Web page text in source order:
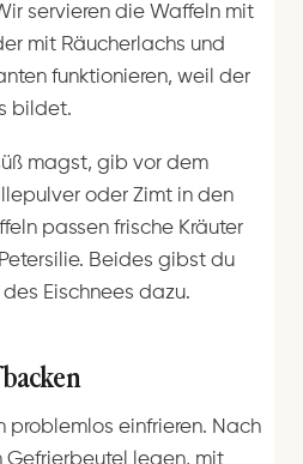
servieren die Waffeln mit
mit Räucherlachs und
funktionieren, weil der
bildet.
magst, gib vor dem
oder Zimt in den
passen frische Kräuter
Beides gibst du
Eischnees dazu.
problemlos einfrieren. Nach